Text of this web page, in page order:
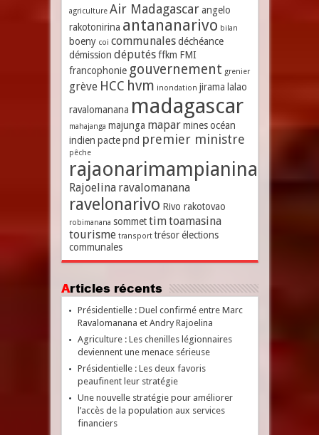
agriculture Air Madagascar angelo
rakotonirina antananarivo bilan
boeny coi communales déchéance
démission députés ffkm FMI
francophonie gouvernement grenier
grève HCC hvm inondation jirama lalao
ravalomanana madagascar
mahajanga majunga mapar mines océan
indien pacte pnd premier ministre
pêche
rajaonarimampianina
Rajoelina ravalomanana
ravelonarivo Rivo rakotovao
robimanana sommet timtoamasina
tourisme transport trésor élections
communales
Articles récents
Présidentielle : Duel confirmé entre Marc
Ravalomanana et Andry Rajoelina
Agriculture : Les chenilles légionnaires
deviennent une menace sérieuse
Présidentielle : Les deux favoris
peaufinent leur stratégie
Une nouvelle stratégie pour améliorer
l’accès de la population aux services
financiers